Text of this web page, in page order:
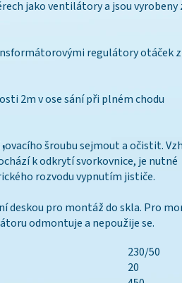
jako ventilátory a jsou vyrobeny
regulátory otáček
2m v ose sání při plném chodu
k odkrytí svorkovnice, je nutné
rozvodu vypnutím jističe.
deskou pro montáž do skla. Pro
odmontuje a nepoužije se.
230/50
20